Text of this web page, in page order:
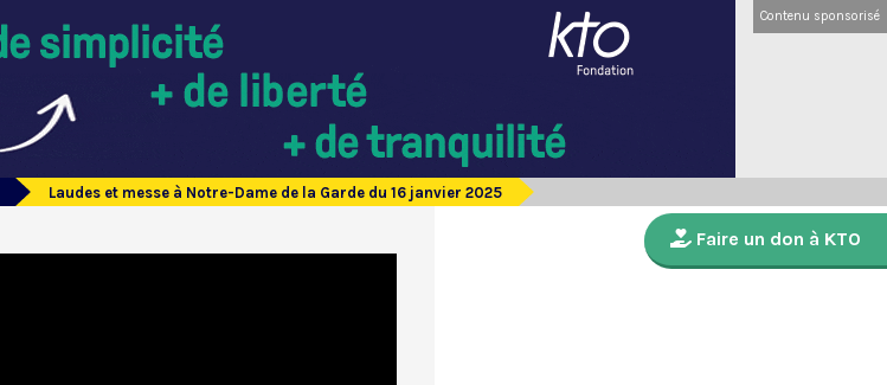
Contenu sponsorisé
Laudes et messe à Notre-Dame de la Garde du 16 janvier 2025
Faire un don à KTO